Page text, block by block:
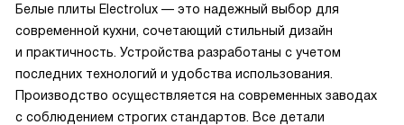
Белые плиты Electrolux — это надежный выбор для
современной кухни, сочетающий стильный дизайн
и практичность. Устройства разработаны с учетом
последних технологий и удобства использования.
Производство осуществляется на современных заводах
с соблюдением строгих стандартов. Все детали